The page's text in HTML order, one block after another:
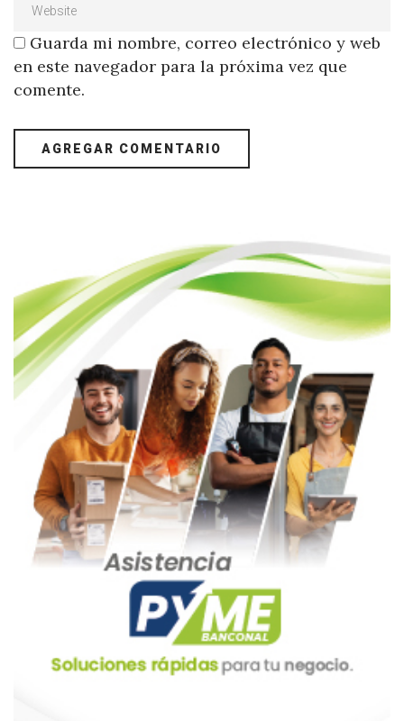
Guarda mi nombre, correo electrónico y web
en este navegador para la próxima vez que
comente.